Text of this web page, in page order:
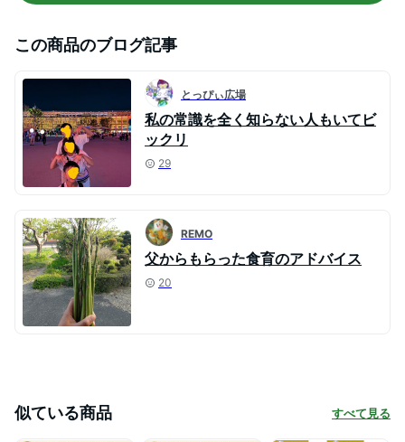
この商品のブログ記事
とっぴぃ広場
私の常識を全く知らない人もいてビ
ックリ
29
REMO
父からもらった食育のアドバイス
20
似ている商品 すべて見る